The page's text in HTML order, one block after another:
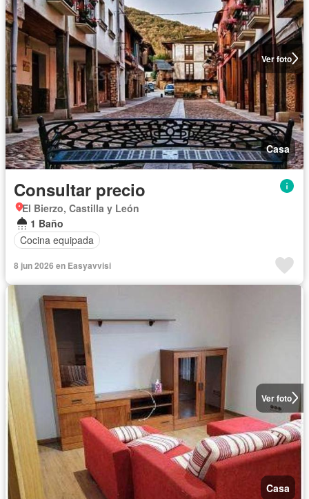
Ver foto
Casa
Consultar precio
El Bierzo, Castilla y León
1 Baño
Cocina equipada
8 jun 2026 en Easyavvisi
Ver foto
Casa